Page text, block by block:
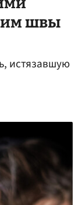
им швы
истязавшую